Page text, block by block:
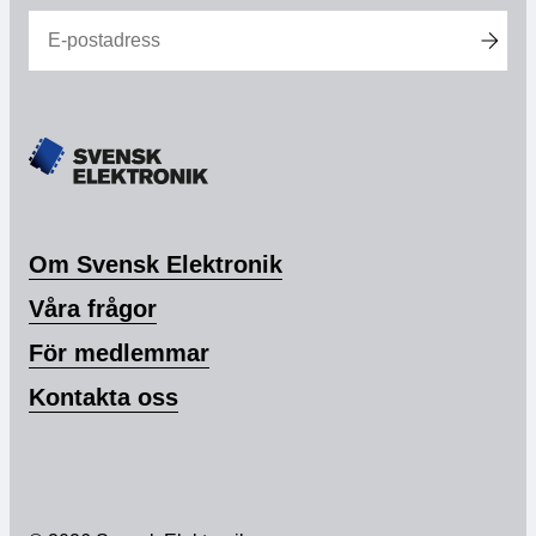
Medlemskap
Styrelse
Svensk Elektronik i media
SCAPE 2026
Om Svensk Elektronik
Våra frågor
För medlemmar
Kontakta oss